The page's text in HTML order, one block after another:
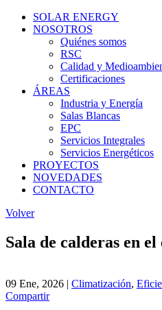
SOLAR ENERGY
NOSOTROS
Quiénes somos
RSC
Calidad y
Certificaciones
ÁREAS
Industria y Energía
Salas Blancas
EPC
Servicios Integrales
Servicios Energéticos
PROYECTOS
NOVEDADES
CONTACTO
Volver
Sala de calderas en
09 Ene, 2026 | Climatización,
Compartir